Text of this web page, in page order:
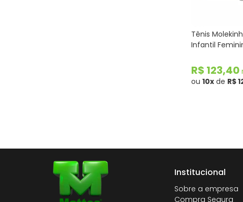
Tênis
Infantil
R$ 123,40
ou 10xde R$
Institucional
Sobre a empresa
Compra Segura